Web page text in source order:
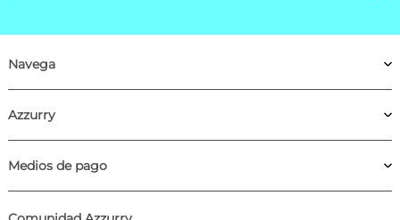
Navega
Azzurry
Medios de pago